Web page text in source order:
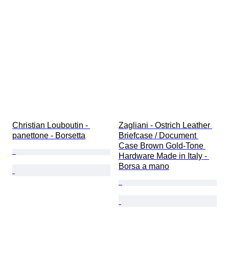
Christian Louboutin -
panettone - Borsetta
Zagliani - Ostrich Leather
Briefcase / Document
Case Brown Gold-Tone
Hardware Made in Italy -
Borsa a mano